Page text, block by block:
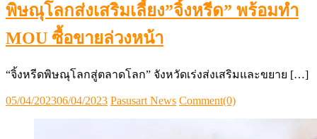
พิษณุโลกส่งเสริมเลี้ยง”จิ้งหรีด” พร้อมทำ
MOU ซื้อขายล่วงหน้า
“จิ้งหรีดพิษณุโลกสู่ตลาดโลก” จังหวัดเร่งส่งเสริมและขยาย […]
Posted
05/04/202306/04/2023 Author
Pasusart News Comment(0)